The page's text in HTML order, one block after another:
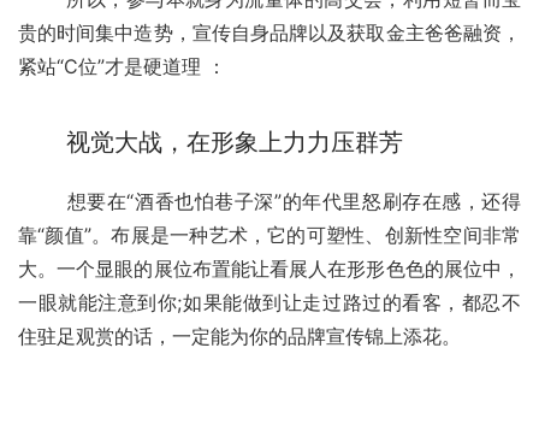
贵的时间集中造势，宣传自身品牌以及获取金主爸爸融资，
紧站“C位”才是硬道理 ：
视觉大战，在形象上力力压群芳
靠“颜值”。布展是一种艺术，它的可塑性、创新性空间非常
大。一个显眼的展位布置能让看展人在形形色色的展位中，
一眼就能注意到你;如果能做到让走过路过的看客，都忍不
住驻足观赏的话，一定能为你的品牌宣传锦上添花。